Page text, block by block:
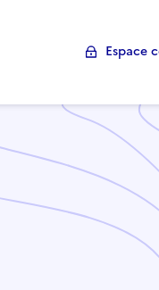
Espace